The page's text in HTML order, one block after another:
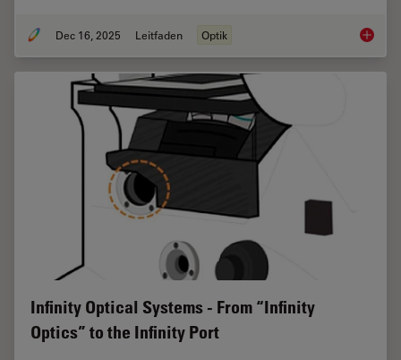
Dec 16, 2025 Leitfaden Optik Factors
Infinity Optical Systems - From “Infinity
Optics” to the Infinity Port